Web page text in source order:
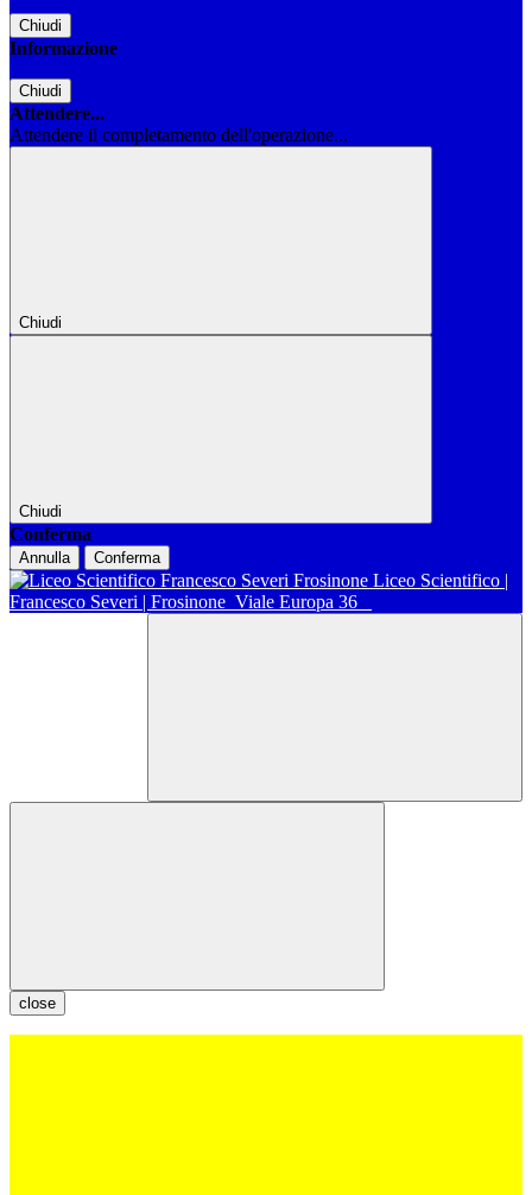
Chiudi
Informazione
Chiudi
Attendere...
Attendere il completamento dell'operazione...
Chiudi
Chiudi
Conferma
Annulla Conferma
Liceo Scientifico |
Francesco Severi | Frosinone Viale Europa 36
close